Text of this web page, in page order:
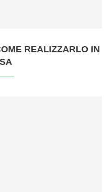
REALIZZARLO IN